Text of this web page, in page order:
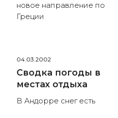
новое направление по
Греции
04.03.2002
Сводка погоды в
местах отдыха
В Андорре снег есть